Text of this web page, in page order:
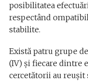
posibilitatea
respectând
stabilite.
Există patru grupe
(IV) și fiecare dintre
cercetătorii au reușit